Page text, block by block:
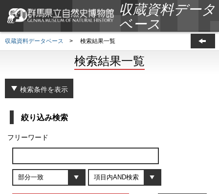
収蔵資料データ
ベース
収蔵資料データベース > 検索結果一覧
検索結果一覧
検索条件を表示
絞り込み検索
フリーワード